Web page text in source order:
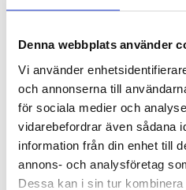
Denna webbplats använder
Vi använder
och annonserna till
för sociala medier och
vidarebefordrar även sådana
information från din enhet till
annons- och analysföretag
Dessa kan i sin tur
H019
ODEKORERAD FILTHATT – H019